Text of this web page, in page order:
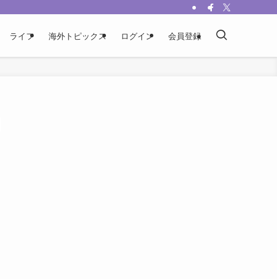
ライフ 海外トピックス ログイン 会員登録